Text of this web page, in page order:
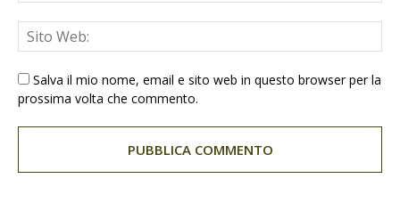
Salva il mio nome, email e sito web in questo browser per la
prossima volta che commento.